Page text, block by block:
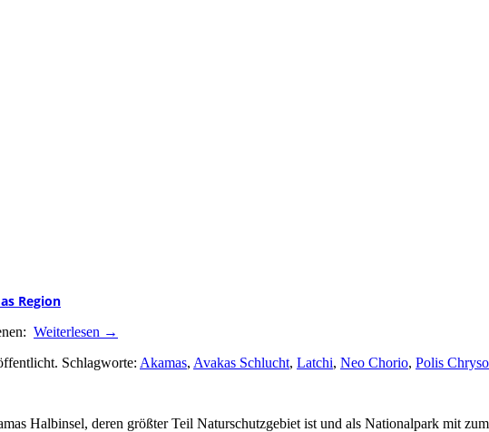
Region
Weiterlesen →
Schlagworte: Akamas, Avakas Schlucht, Latchi, Neo Chorio, Polis
Halbinsel, deren größter Teil Naturschutzgebiet ist und als Nationalpark mit